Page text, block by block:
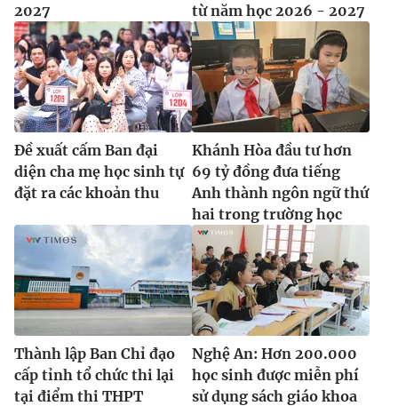
2027
từ năm học 2026 - 2027
Đề xuất cấm Ban đại
diện cha mẹ học sinh tự
đặt ra các khoản thu
Khánh Hòa đầu tư hơn
69 tỷ đồng đưa tiếng
Anh thành ngôn ngữ thứ
hai trong trường học
Thành lập Ban Chỉ đạo
cấp tỉnh tổ chức thi lại
tại điểm thi THPT
Nghệ An: Hơn 200.000
học sinh được miễn phí
sử dụng sách giáo khoa